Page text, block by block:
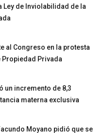
Ley de Inviolabilidad de la
al Congreso en la protesta
Propiedad Privada
un incremento de 8,3
materna exclusiva
Moyano pidió que se